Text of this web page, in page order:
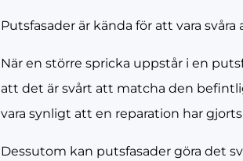
Putsfasader är kända för att vara
När en större spricka uppstår i en
att det är svårt att matcha den
vara synligt att en reparation har
Dessutom kan putsfasader göra det